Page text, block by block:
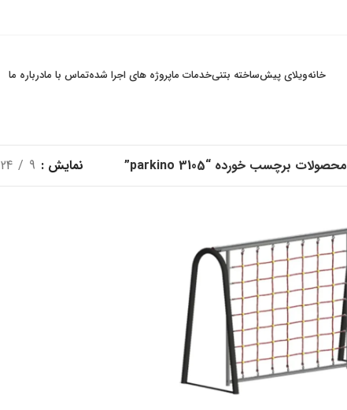
خانهویلای پیش‌ساخته بتنیخدمات ماپروژه های اجرا شدهتماس با مادرباره ما
محصولات برچسب خورده “parkino 3105” نمایش 9
24